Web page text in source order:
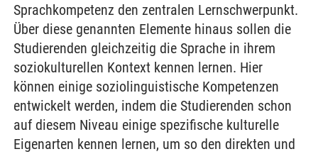
Sprachkompetenz den zentralen Lernschwerpunkt.
Über diese genannten Elemente hinaus sollen die
Studierenden gleichzeitig die Sprache in ihrem
soziokulturellen Kontext kennen lernen. Hier
können einige soziolinguistische Kompetenzen
entwickelt werden, indem die Studierenden schon
auf diesem Niveau einige spezifische kulturelle
Eigenarten kennen lernen, um so den direkten und